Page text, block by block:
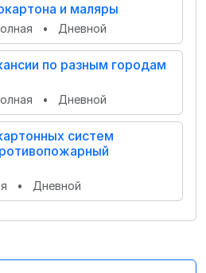
и маляры
• Дневной
по разным городам
• Дневной
систем
• Дневной